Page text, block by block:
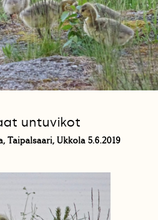
untuvikot
Taipalsaari, Ukkola 5.6.2019